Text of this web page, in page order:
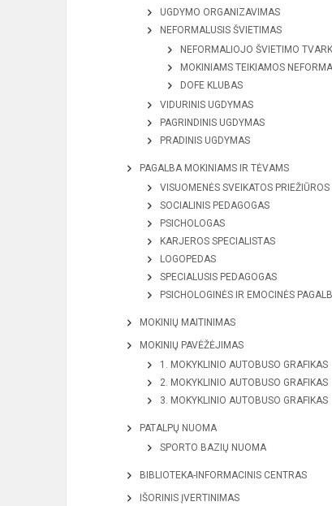
UGDYMO ORGANIZAVIMAS
NEFORMALUSIS ŠVIETIMAS
NEFORMALIOJO ŠVIETIMO
MOKINIAMS TEIKIAMOS
DOFE KLUBAS
VIDURINIS UGDYMAS
PAGRINDINIS UGDYMAS
PRADINIS UGDYMAS
PAGALBA MOKINIAMS IR TĖVAMS
VISUOMENĖS SVEIKATOS
SOCIALINIS PEDAGOGAS
PSICHOLOGAS
KARJEROS SPECIALISTAS
LOGOPEDAS
SPECIALUSIS PEDAGOGAS
PSICHOLOGINĖS IR EMOCINĖS
MOKINIŲ MAITINIMAS
MOKINIŲ PAVĖŽĖJIMAS
1. MOKYKLINIO AUTOBUSO GRAFIKAS
2. MOKYKLINIO AUTOBUSO GRAFIKAS
3. MOKYKLINIO AUTOBUSO GRAFIKAS
PATALPŲ NUOMA
SPORTO BAZIŲ NUOMA
BIBLIOTEKA-INFORMACINIS CENTRAS
IŠORINIS ĮVERTINIMAS